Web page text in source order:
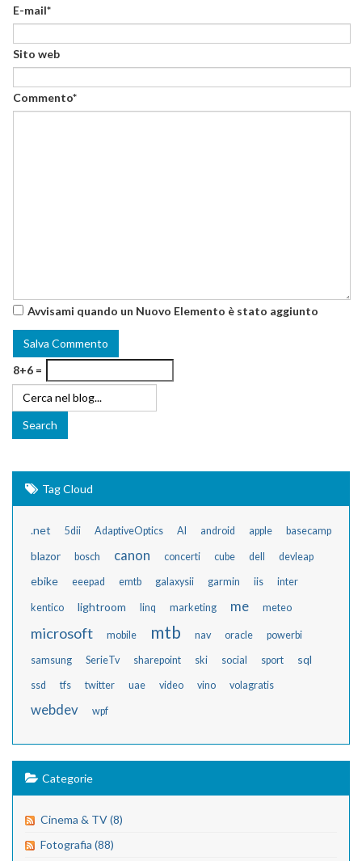
E-mail*
Sito web
Commento*
Avvisami quando un Nuovo Elemento è stato aggiunto
8+6 =
Tag Cloud
.net 5dii AdaptiveOptics AI android apple basecamp
blazor bosch canon concerti cube dell devleap
ebike eeepad emtb galaxysii garmin iis inter
kentico lightroom linq marketing me meteo
microsoft mobile mtb nav oracle powerbi
samsung SerieTv sharepoint ski social sport sql
ssd tfs twitter uae video vino volagratis
webdev wpf
Categorie
Cinema & TV (8)
Fotografia (88)